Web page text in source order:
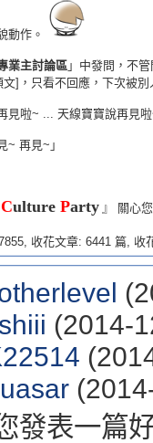
動作。
業主討論區」中發問，不
]，只看不回應，下次被
見啦~ ... 天線寶寶說再見
~ 再見~」
Culture Party』 關心
收花文章: 6441 篇, 收
(2014-
發表一篇